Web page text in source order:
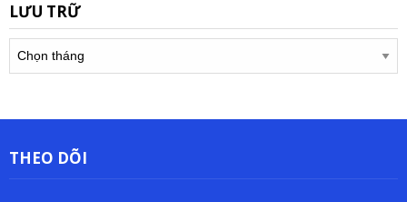
LƯU TRỮ
Lưu
THEO DÕI